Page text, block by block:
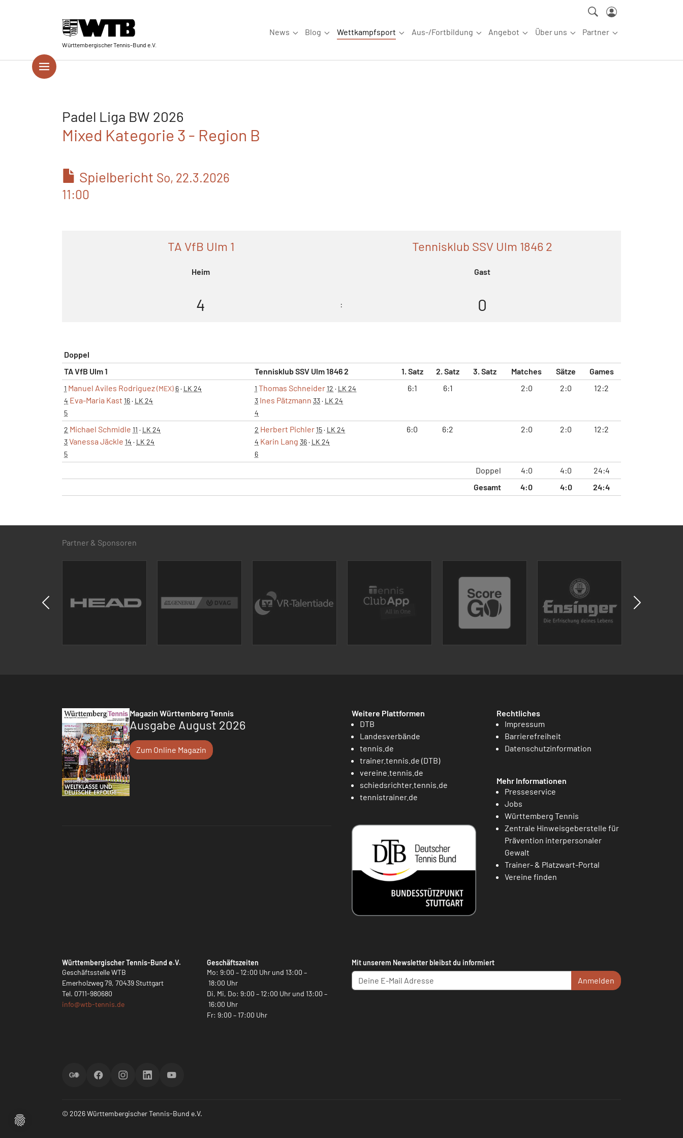
Württembergischer Tennis-Bund e.V.
News
Submenu for "News"
Blog
Submenu for "Blog"
Wettkampfsport
Submenu for "Wettkampfsport"
Aus-/Fortbildung
Submenu for "Aus-/Fortbildung"
Angebot
Submenu for "Angebot"
Über uns
Submenu for "Über uns"
Partner
Submenu for
Padel Liga BW 2026
Mixed Kategorie 3 - Region B
Spielbericht So, 22.3.2026
11:00
TA VfB Ulm 1
Heim
Tennisklub SSV Ulm 1846 2
Gast
4 : 0
Doppel
TA VfB Ulm 1
Tennisklub SSV Ulm 1846 2 1. Satz 2. Satz 3. Satz Matches Sätze Games
1 Manuel Aviles Rodriguez(MEX) 6· LK 24
4 Eva-Maria Kast 16· LK 24
5
1 Thomas Schneider12 · LK 24
3 Ines Pätzmann 33· LK 24
4
6:1 6:1 2:0 2:0 12:2
2 Michael Schmidle 11 · LK 24
3Vanessa Jäckle 14 · LK 24
5
2 Herbert Pichler15· LK 24
4 Karin Lang 36· LK 24
6
6:0 6:2 2:0 2:0 12:2
Doppel 4:0 4:0
24:4
Gesamt
4:0 4:0 24:4
Partner & Sponsoren
Magazin Württemberg Tennis
Ausgabe August 2026
Zum Online Magazin
Weitere Plattformen
DTB
Landesverbände
tennis.de
trainer.tennis.de (DTB)
vereine.tennis.de
schiedsrichter.tennis.de
tennistrainer.de
Rechtliches
Impressum
Barrierefreiheit
Datenschutzinformation
Mehr Informationen
Presseservice
Jobs
Württemberg Tennis
Zentrale Hinweisgeberstelle für
Prävention interpersonaler
Gewalt
Trainer- & Platzwart-Portal
Vereine finden
Württembergischer Tennis-Bund e.V.
Geschäftsstelle WTB
Emerholzweg 79, 70439 Stuttgart
Tel. 0711-980680
info@wtb-tennis.de
Geschäftszeiten
Mo: 9:00 – 12:00 Uhr und 13:00 –
18:00 Uhr
Di, Mi, Do: 9:00 – 12:00 Uhr und 13:00 –
16:00 Uhr
Fr: 9:00 – 17:00 Uhr
Mit unserem Newsletter bleibst du informiert
Anmelden
ScoreGOFacebookInstagramLinkedInYouTube
© 2026 Württembergischer Tennis-Bund e.V.